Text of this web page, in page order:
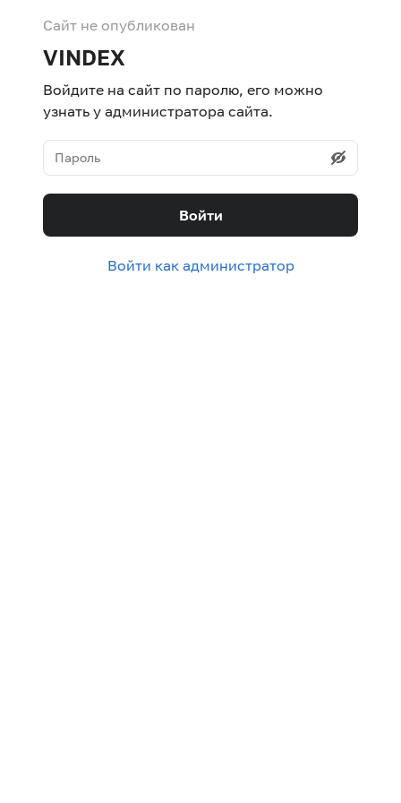
Сайт не опубликован
VINDEX
Войдите на сайт по паролю, его можно
узнать у администратора сайта.
Войти
Войти как администратор